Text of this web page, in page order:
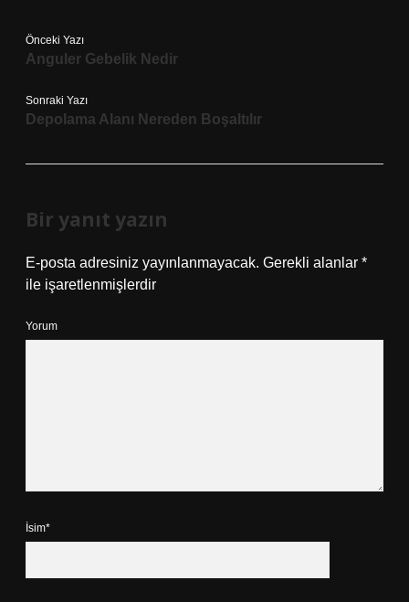
Önceki Yazı
Anguler Gebelik Nedir
Sonraki Yazı
Depolama Alanı Nereden Boşaltılır
Bir yanıt yazın
E-posta adresiniz yayınlanmayacak. Gerekli alanlar *
ile işaretlenmişlerdir
Yorum
İsim*